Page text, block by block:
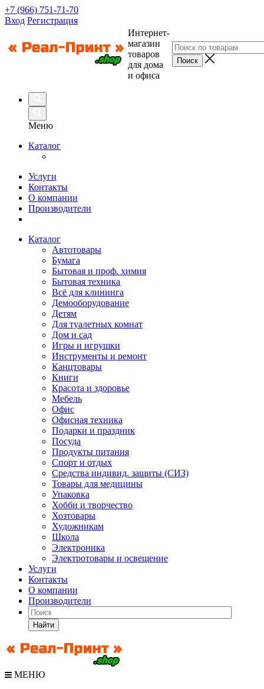
+7 (966) 751-71-70
Вход Регистрация
Интернет-
магазин
товаров
для дома
и офиса
Меню
Каталог
Услуги
Контакты
О компании
Производители
Каталог
Автотовары
Бумага
Бытовая и проф. химия
Бытовая техника
Всё для клининга
Демооборудование
Детям
Для туалетных комнат
Дом и сад
Игры и игрушки
Инструменты и ремонт
Канцтовары
Книги
Красота и здоровье
Мебель
Офис
Офисная техника
Подарки и праздник
Посуда
Продукты питания
Спорт и отдых
Средства индивид. защиты (СИЗ)
Товары для медицины
Упаковка
Хобби и творчество
Хозтовары
Художникам
Школа
Электроника
Электротовары и освещение
Услуги
Контакты
О компании
Производители
Найти
МЕНЮ